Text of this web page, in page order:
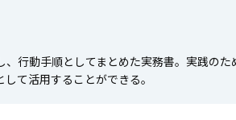
行動手順としてまとめた実務書。実践のた
て活用することができる。